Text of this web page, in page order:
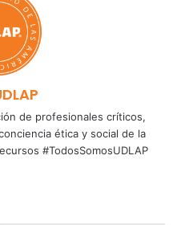
de profesionales críticos,
ética y social de la
#TodosSomosUDLAP